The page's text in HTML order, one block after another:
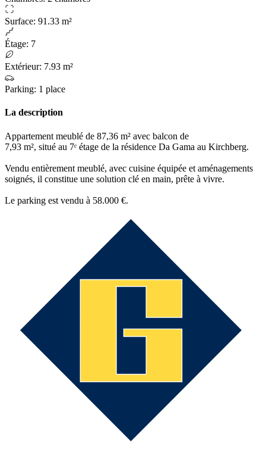
Surface: 91.33 m²
Étage: 7
Extérieur: 7.93 m²
Parking: 1 place
La description
Appartement meublé de 87,36 m² avec balcon de
7,93 m², situé au 7ᵉ étage de la résidence Da Gama au Kirchberg.
Vendu entièrement meublé, avec cuisine équipée et aménagements
soignés, il constitue une solution clé en main, prête à vivre.
Le parking est vendu à 58.000 €.